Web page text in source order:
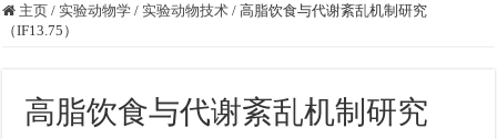
主页 / 实验动物学 / 实验动物技术 / 高脂饮食与代谢紊乱机制研究
（IF13.75）
高脂饮食与代谢紊乱机制研究